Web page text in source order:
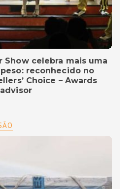
Show celebra mais uma
reconhecido no
Choice – Awards